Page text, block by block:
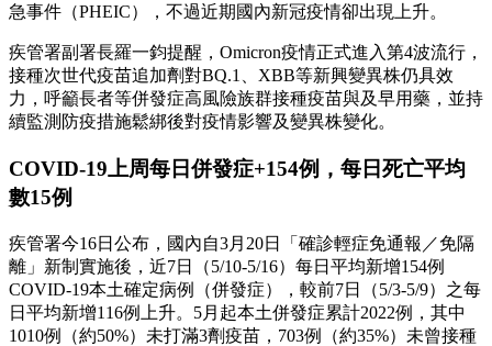
急事件（PHEIC），不過近期國內新冠疫情卻出現上升。
疾管署副署長羅一鈞提醒，Omicron疫情正式進入第4波流行，
接種次世代疫苗追加劑對BQ.1、XBB等新興變異株仍具效
力，呼籲長者等併發症高風險族群接種疫苗與及早用藥，並持
續監測防疫措施鬆綁後對疫情影響及變異株變化。
COVID-19上周每日併發症+154例，每日死亡平均
數15例
疾管署今16日公布，國內自3月20日「確診輕症免通報／免隔
離」新制實施後，近7日（5/10-5/16）每日平均新增154例
COVID-19本土確定病例（併發症），較前7日（5/3-5/9）之每
日平均新增116例上升。5月起本土併發症累計2022例，其中
1010例（約50%）未打滿3劑疫苗，703例（約35%）未曾接種